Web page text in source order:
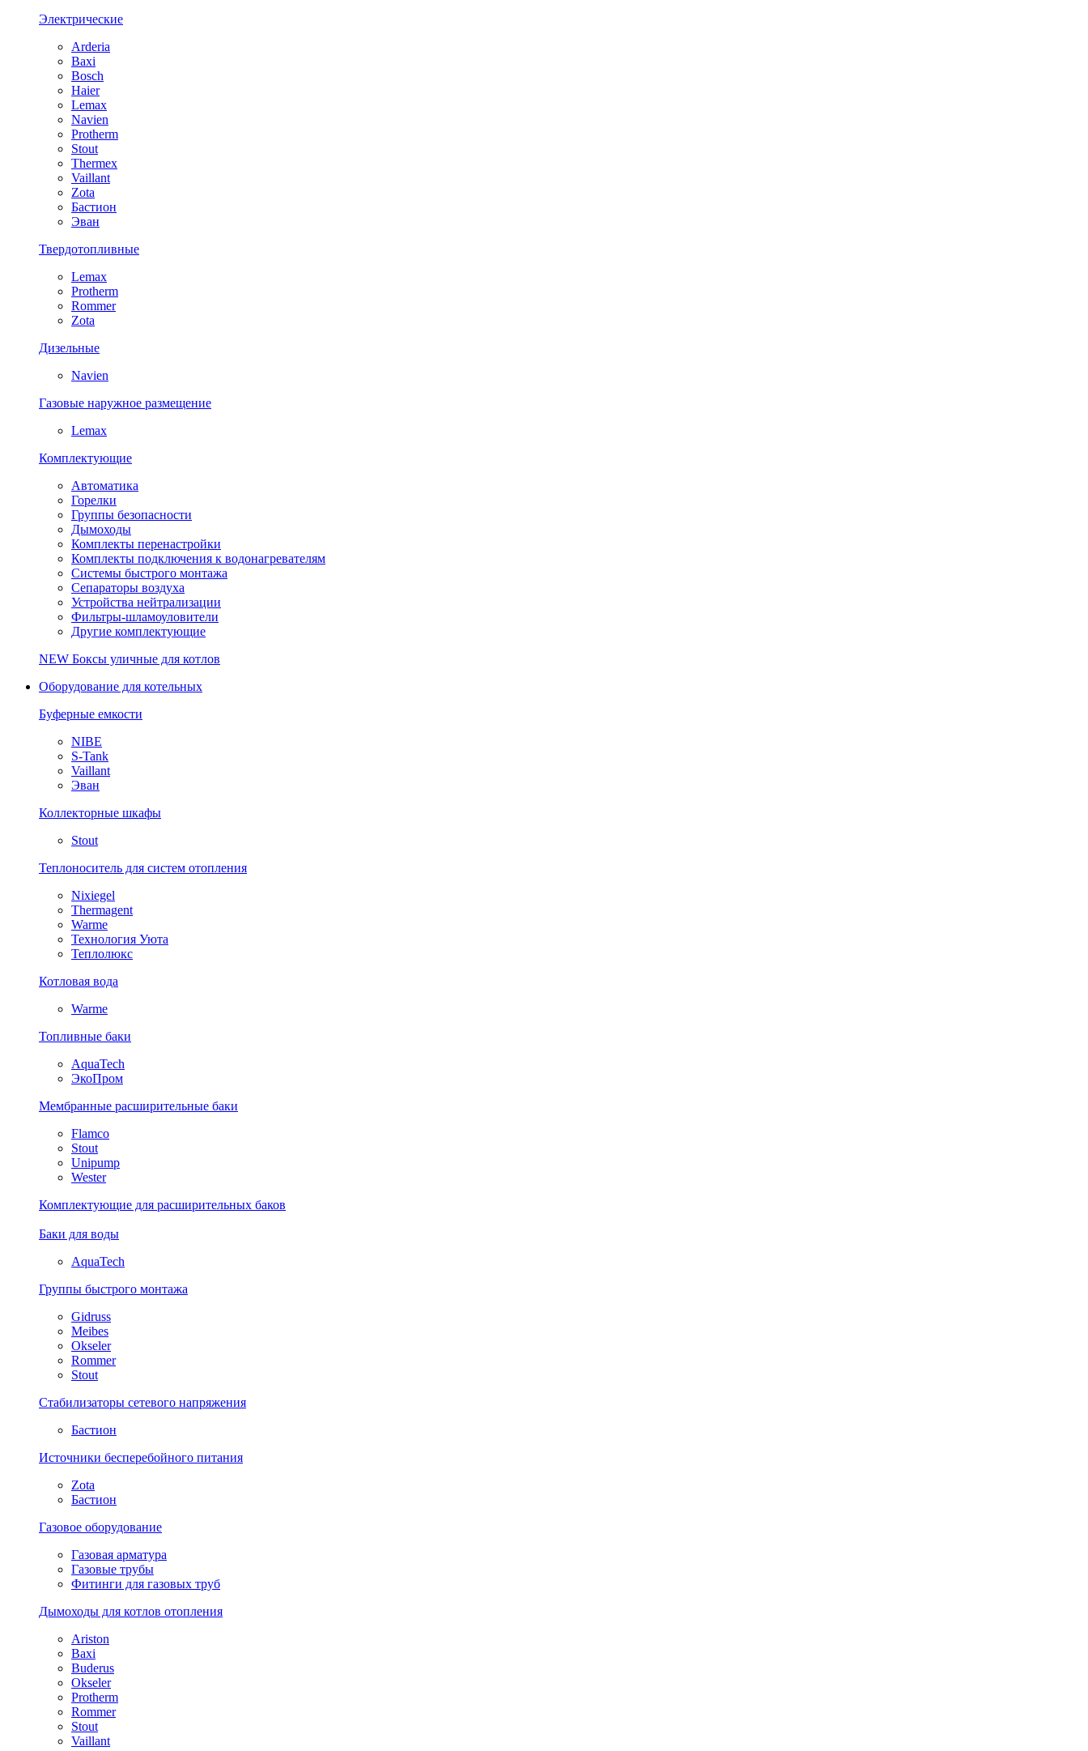
Электрические
Arderia
Baxi
Bosch
Haier
Lemax
Navien
Protherm
Stout
Thermex
Vaillant
Zota
Бастион
Эван
Твердотопливные
Lemax
Protherm
Rommer
Zota
Дизельные
Navien
Газовые наружное размещение
Lemax
Комплектующие
Автоматика
Горелки
Группы безопасности
Дымоходы
Комплекты перенастройки
Комплекты подключения к водонагревателям
Системы быстрого монтажа
Сепараторы воздуха
Устройства нейтрализации
Фильтры-шламоуловители
Другие комплектующие
NEW Боксы уличные для котлов
Оборудование для котельных
Буферные емкости
NIBE
S-Tank
Vaillant
Эван
Коллекторные шкафы
Stout
Теплоноситель для систем отопления
Nixiegel
Thermagent
Warme
Технология Уюта
Теплолюкс
Котловая вода
Warme
Топливные баки
AquaTech
ЭкоПром
Мембранные расширительные баки
Flamco
Stout
Unipump
Wester
Комплектующие для расширительных баков
Баки для воды
AquaTech
Группы быстрого монтажа
Gidruss
Meibes
Okseler
Rommer
Stout
Стабилизаторы сетевого напряжения
Бастион
Источники бесперебойного питания
Zota
Бастион
Газовое оборудование
Газовая арматура
Газовые трубы
Фитинги для газовых труб
Дымоходы для котлов отопления
Ariston
Baxi
Buderus
Okseler
Protherm
Rommer
Stout
Vaillant